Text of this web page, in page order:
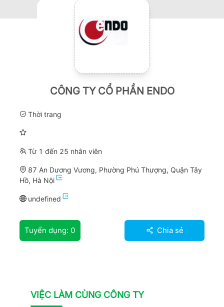
CÔNG TY CỔ PHẦN ENDO
Thời trang
Từ 1 đến 25 nhân viên
87 An Dương Vương, Phường Phú Thượng, Quận Tây
Hồ, Hà Nội
undefined
Tuyển dụng: 0 Chia sẻ
VIỆC LÀM CÙNG CÔNG TY